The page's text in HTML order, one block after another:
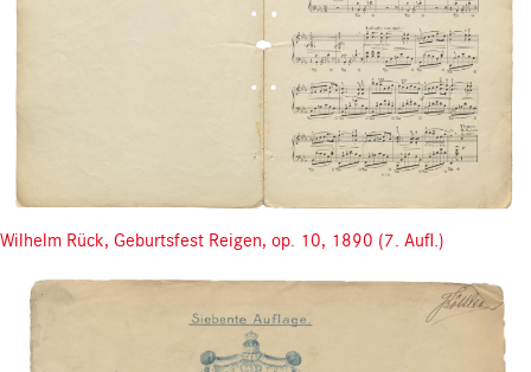
Wilhelm Rück, Geburtsfest Reigen, op. 10, 1890 (7. Aufl.)